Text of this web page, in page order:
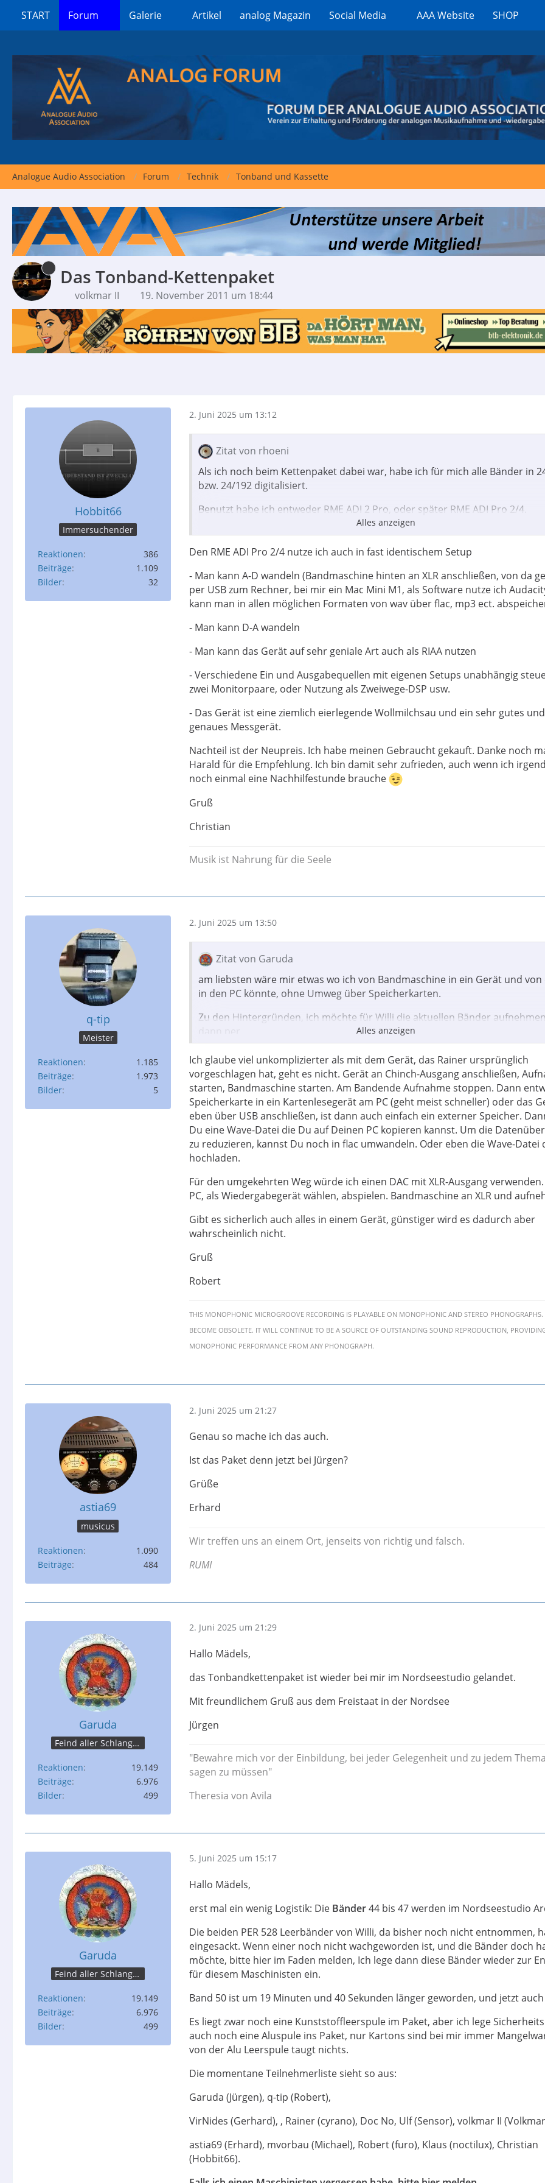
START Forum Galerie Artikel analog Magazin Social Media AAA Website SHOP
Analogue Audio Association Forum Technik Tonband und Kassette
Das Tonband-Kettenpaket
volkmar II 19. November 2011 um 18:44
Hobbit66
Immersuchender
Reaktionen
386
Beiträge
1.109
Bilder
32
2. Juni 2025 um 13:12
Zitat von rhoeni
Als ich noch beim Kettenpaket dabei war, habe ich für mich alle Bänder in
bzw. 24/192 digitalisiert.
Benutzt habe ich entweder RME ADI 2 Pro, oder später RME ADI Pro 2/4.
Dabei konnte ich symetrisch direkt von der Bandmaschine in den ADI und
über USB auf den PC mit der Digitalisierungsoftware Audacity (freeware)
Der Vorteil bei den RME ADI war die auf 1/2 db genaue Pegeleinstellung bei
Aufnahme.
Es war also kein großer Headroom nötig und auch eine Normalisierung
Digitlisierungsoftware hergibt. Dazu kommen die kostenlosen
Aufnahmen erhält.
Harald
Alles anzeigen
Den RME ADI Pro 2/4 nutze ich auch in fast identischem Setup
- Man kann A-D wandeln (Bandmaschine hinten an XLR anschließen, von da
per USB zum Rechner, bei mir ein Mac Mini M1, als Software nutze ich
kann man in allen möglichen Formaten von wav über flac, mp3 ect.
- Man kann D-A wandeln
- Man kann das Gerät auf sehr geniale Art auch als RIAA nutzen
- Verschiedene Ein und Ausgabequellen mit eigenen Setups unabhängig
zwei Monitorpaare, oder Nutzung als Zweiwege-DSP usw.
- Das Gerät ist eine ziemlich eierlegende Wollmilchsau und ein sehr gutes und
genaues Messgerät.
Nachteil ist der Neupreis. Ich habe meinen Gebraucht gekauft. Danke noch
Harald für die Empfehlung. Ich bin damit sehr zufrieden, auch wenn ich
noch einmal eine Nachhilfestunde brauche
Gruß
Christian
Musik ist Nahrung für die Seele
q-tip
Meister
Reaktionen
1.185
Beiträge
1.973
Bilder
5
2. Juni 2025 um 13:50
Zitat von Garuda
am liebsten wäre mir etwas wo ich von Bandmaschine in ein Gerät und von
in den PC könnte, ohne Umweg über Speicherkarten.
Zu den Hintergründen, ich möchte für Willi die aktuellen Bänder
Wetransfer auf die Philippinen schicken.
Dann habe ich noch die 2012er Beatles Mono und Stereo Master in hoher
Auflösung auf der Festplatte, auch von den Stones sind leckere Sachen
Diese Aufnahmen würde ich gerne auf Band bringen, also der umgekehrte
Und das alles ziemlich unkompliziert
Alles anzeigen
Ich glaube viel unkomplizierter als mit dem Gerät, das Rainer ursprünglich
vorgeschlagen hat, geht es nicht. Gerät an Chinch-Ausgang anschließen,
starten, Bandmaschine starten. Am Bandende Aufnahme stoppen. Dann
Speicherkarte in ein Kartenlesegerät am PC (geht meist schneller) oder das
eben über USB anschließen, ist dann auch einfach ein externer Speicher.
Du eine Wave-Datei die Du auf Deinen PC kopieren kannst. Um die
zu reduzieren, kannst Du noch in flac umwandeln. Oder eben die Wave-Datei
hochladen.
Für den umgekehrten Weg würde ich einen DAC mit XLR-Ausgang verwenden.
PC, als Wiedergabegerät wählen, abspielen. Bandmaschine an XLR und
Gibt es sicherlich auch alles in einem Gerät, günstiger wird es dadurch aber
wahrscheinlich nicht.
Gruß
Robert
THIS MONOPHONIC MICROGROOVE RECORDING IS PLAYABLE ON MONOPHONIC AND STEREO
BECOME OBSOLETE. IT WILL CONTINUE TO BE A SOURCE OF OUTSTANDING SOUND REPRODUCTION,
MONOPHONIC PERFORMANCE FROM ANY PHONOGRAPH.
astia69
musicus
Reaktionen
1.090
Beiträge
484
2. Juni 2025 um 21:27
Genau so mache ich das auch.
Ist das Paket denn jetzt bei Jürgen?
Grüße
Erhard
Wir treffen uns an einem Ort, jenseits von richtig und falsch.
RUMI
Garuda
Feind aller Schlangen
Reaktionen
19.149
Beiträge
6.976
Bilder
499
2. Juni 2025 um 21:29
Hallo Mädels,
das Tonbandkettenpaket ist wieder bei mir im Nordseestudio gelandet.
Mit freundlichem Gruß aus dem Freistaat in der Nordsee
Jürgen
"Bewahre mich vor der Einbildung, bei jeder Gelegenheit und zu jedem
sagen zu müssen"
Theresia von Avila
Garuda
Feind aller Schlangen
Reaktionen
19.149
Beiträge
6.976
Bilder
499
5. Juni 2025 um 15:17
Hallo Mädels,
erst mal ein wenig Logistik: Die Bänder44 bis 47 werden im Nordseestudio
Die beiden PER 528 Leerbänder von Willi, da bisher noch nicht entnommen,
eingesackt. Wenn einer noch nicht wachgeworden ist, und die Bänder doch
möchte, bitte hier im Faden melden, Ich lege dann diese Bänder wieder zur
für diesem Maschinisten ein.
Band 50 ist um 19 Minuten und 40 Sekunden länger geworden, und jetzt
Es liegt zwar noch eine Kunststoffleerspule im Paket, aber ich lege
auch noch eine Aluspule ins Paket, nur Kartons sind bei mir immer
von der Alu Leerspule taugt nichts.
Die momentane Teilnehmerliste sieht so aus:
Garuda (Jürgen), q-tip (Robert),
VirNides (Gerhard), , Rainer (cyrano), Doc No, Ulf (Sensor), volkmar II
astia69 (Erhard), mvorbau (Michael), Robert (furo), Klaus (noctilux), Christian
(Hobbit66).